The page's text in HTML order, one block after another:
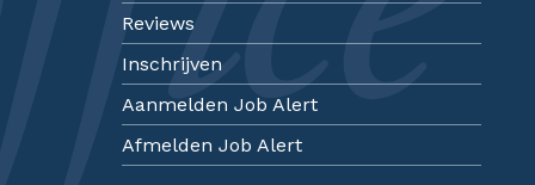
Reviews
Inschrijven
Aanmelden Job Alert
Afmelden Job Alert